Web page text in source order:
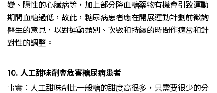
變、隱性的心臟病等，加上部分降血糖藥物有機會引致運動
期間血糖過低，故此，糖尿病患者應在開展運動計劃前徵詢
醫生的意見，以對運動類別、次數和持續的時間作適當和針
對性的調整。
10. 人工甜味劑會危害糖尿病患者
事實︰人工甜味劑比一般糖的甜度高很多，只需要很少的分